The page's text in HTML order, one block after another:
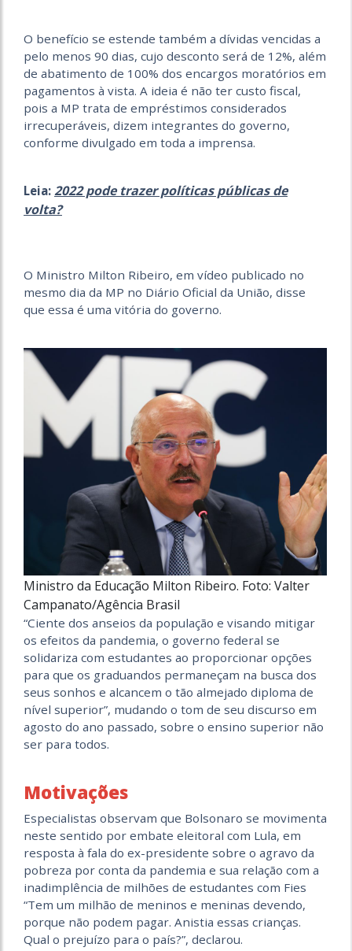
O benefício se estende também a dívidas vencidas a
pelo menos 90 dias, cujo desconto será de 12%, além
de abatimento de 100% dos encargos moratórios em
pagamentos à vista. A ideia é não ter custo fiscal,
pois a MP trata de empréstimos considerados
irrecuperáveis, dizem integrantes do governo,
conforme divulgado em toda a imprensa.
Leia: 2022 pode trazer políticas públicas de
volta?
O Ministro Milton Ribeiro, em vídeo publicado no
mesmo dia da MP no Diário Oficial da União, disse
que essa é uma vitória do governo.
Ministro da Educação Milton Ribeiro. Foto: Valter
Campanato/Agência Brasil
“Ciente dos anseios da população e visando mitigar
os efeitos da pandemia, o governo federal se
solidariza com estudantes ao proporcionar opções
para que os graduandos permaneçam na busca dos
seus sonhos e alcancem o tão almejado diploma de
nível superior”, mudando o tom de seu discurso em
agosto do ano passado, sobre o ensino superior não
ser para todos.
Motivações
Especialistas observam que Bolsonaro se movimenta
neste sentido por embate eleitoral com Lula, em
resposta à fala do ex-presidente sobre o agravo da
pobreza por conta da pandemia e sua relação com a
inadimplência de milhões de estudantes com Fies
“Tem um milhão de meninos e meninas devendo,
porque não podem pagar. Anistia essas crianças.
Qual o prejuízo para o país?”, declarou.